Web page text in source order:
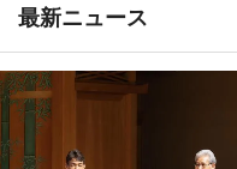
最新ニュース